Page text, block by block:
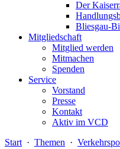
Der
Bliesgau-
Mitgliedschaft
Mitglied werden
Mitmachen
Spenden
Service
Vorstand
Presse
Kontakt
Aktiv im VCD
Start · Themen ·